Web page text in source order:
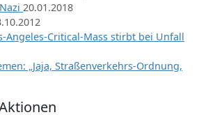
20.01.2018
Angeles-Critical-Mass stirbt bei Unfall
„Jaja, Straßenverkehrs-Ordnung,